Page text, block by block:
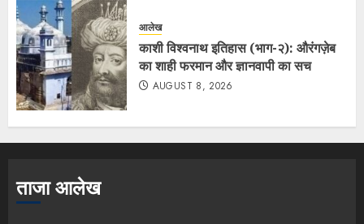
आलेख
काशी विश्वनाथ इतिहास (भाग-२): औरंगज़ेब
का शाही फरमान और ज्ञानवापी का सच
AUGUST 8, 2026
ताजा आलेख